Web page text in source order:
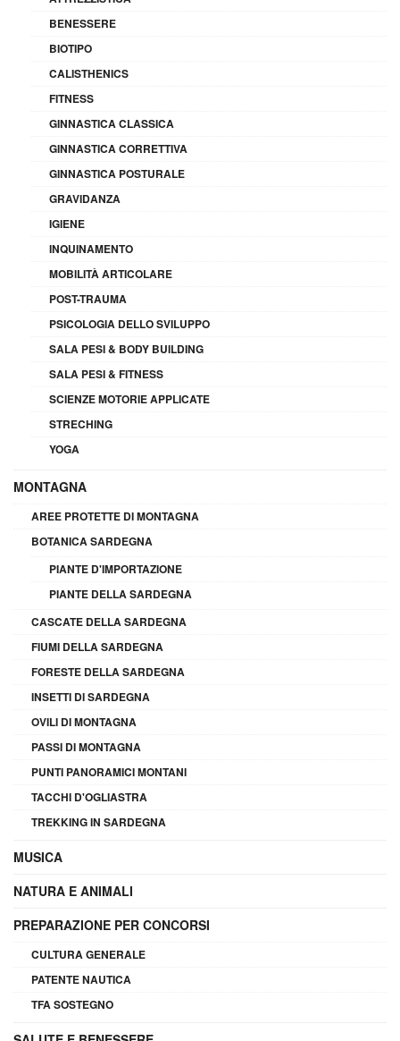
BENESSERE
BIOTIPO
CALISTHENICS
FITNESS
GINNASTICA CLASSICA
GINNASTICA CORRETTIVA
GINNASTICA POSTURALE
GRAVIDANZA
IGIENE
INQUINAMENTO
MOBILITÀ ARTICOLARE
POST-TRAUMA
PSICOLOGIA DELLO SVILUPPO
SALA PESI & BODY BUILDING
SALA PESI & FITNESS
SCIENZE MOTORIE APPLICATE
STRECHING
YOGA
MONTAGNA
AREE PROTETTE DI MONTAGNA
BOTANICA SARDEGNA
PIANTE D'IMPORTAZIONE
PIANTE DELLA SARDEGNA
CASCATE DELLA SARDEGNA
FIUMI DELLA SARDEGNA
FORESTE DELLA SARDEGNA
INSETTI DI SARDEGNA
OVILI DI MONTAGNA
PASSI DI MONTAGNA
PUNTI PANORAMICI MONTANI
TACCHI D'OGLIASTRA
TREKKING IN SARDEGNA
MUSICA
NATURA E ANIMALI
PREPARAZIONE PER CONCORSI
CULTURA GENERALE
PATENTE NAUTICA
TFA SOSTEGNO